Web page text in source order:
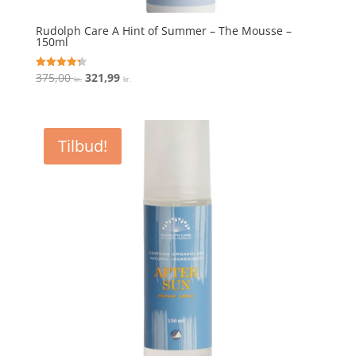
Rudolph Care A Hint of Summer – The Mousse –
150ml
Vurderet
4.3
375,00kr. Den
var:
375,00 kr..
321,99 kr.
Tilbud!